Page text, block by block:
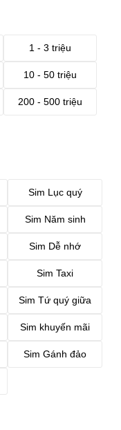
1 - 3 triệu
10 - 50 triệu
200 - 500 triệu
Sim Lục quý
Sim Năm sinh
Sim Dễ nhớ
Sim Taxi
Sim Tứ quý giữa
Sim khuyến mãi
Sim Gánh đảo